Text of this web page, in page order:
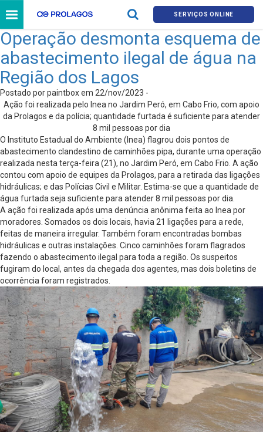
SERVIÇOS ONLINE
Operação desmonta esquema de
abastecimento ilegal de água na
Região dos Lagos
Postado por paintbox em 22/nov/2023 -
Ação foi realizada pelo Inea no Jardim Peró, em Cabo Frio, com apoio
da Prolagos e da polícia; quantidade furtada é suficiente para atender
8 mil pessoas por dia
O Instituto Estadual do Ambiente (Inea) flagrou dois pontos de
abastecimento clandestino de caminhões pipa, durante uma operação
realizada nesta terça-feira (21), no Jardim Peró, em Cabo Frio. A ação
contou com apoio de equipes da Prolagos, para a retirada das ligações
hidráulicas; e das Polícias Civil e Militar. Estima-se que a quantidade de
água furtada seja suficiente para atender 8 mil pessoas por dia.
A ação foi realizada após uma denúncia anônima feita ao Inea por
moradores. Somados os dois locais, havia 21 ligações para a rede,
feitas de maneira irregular. Também foram encontradas bombas
hidráulicas e outras instalações. Cinco caminhões foram flagrados
fazendo o abastecimento ilegal para toda a região. Os suspeitos
fugiram do local, antes da chegada dos agentes, mas dois boletins de
ocorrência foram registrados.